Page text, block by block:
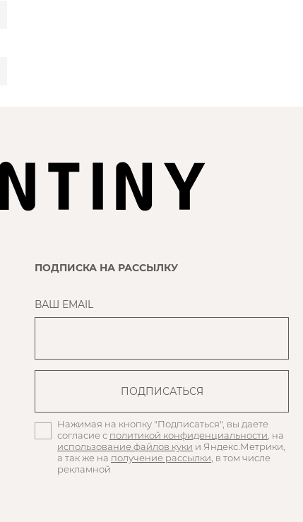
ПОДПИСКА НА РАССЫЛКУ
ВАШ EMAIL
Нажимая на кнопку "Подписаться", вы даете
согласие с политикой конфиденциальности , на
использование файлов куки и Яндекс.Метрики,
а так же на получение рассылки , в том числе
рекламной